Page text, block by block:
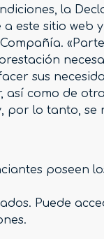
la
este sitio
sus
como de
por lo tanto, se
poseen
Puede